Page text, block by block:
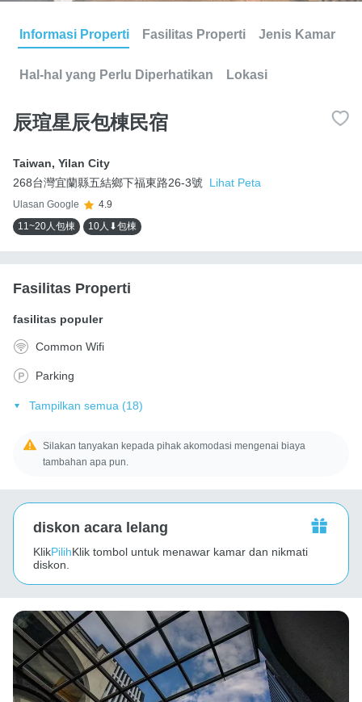
Informasi Properti Fasilitas Properti Jenis Kamar
Hal-hal yang Perlu Diperhatikan Lokasi
辰瑄星辰包棟民宿
Taiwan, Yilan City
268台灣宜蘭縣五結鄉下福東路26-3號
Lihat Peta
Ulasan Google
4.9
11~20人包棟
10人⬇包棟
Fasilitas Properti
fasilitas populer
Common Wifi
Parking
Tampilkan semua (18)
Silakan tanyakan kepada pihak akomodasi mengenai biaya
tambahan apa pun.
diskon acara lelang
KlikPilihKlik tombol untuk menawar kamar dan nikmati
diskon.